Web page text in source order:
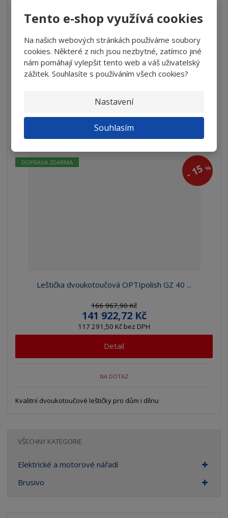
Tento e-shop využívá cookies
Na našich webových stránkách používáme soubory
cookies. Některé z nich jsou nezbytné, zatímco jiné
nám pomáhají vylepšit tento web a váš uživatelský
zážitek. Souhlasíte s používáním všech cookies?
Nastavení
Souhlasím
Leštička dvoukotoučová OPTIpolish GU 35 ...
36 287,90 Kč
30 844,72 Kč
25 491,50 Kč bez DPH
Detail
-15%
DOPRAVA ZDARMA
Leštička dvoukotoučová OPTIpolish GZ 40 ...
166 967,90 Kč
141 922,72 Kč
117 291,50 Kč bez DPH
Detail
NA DOTAZ
Kvalitní dvoukotoučové leštičky pro dům i dílnu
VŠECHNY KATEGORIE
Elektrické a motorové nářadí
Brusivo